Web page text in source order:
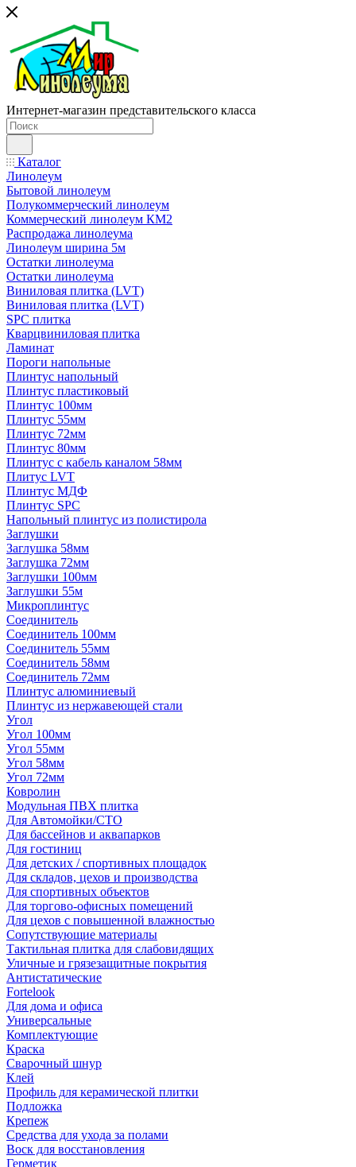
Интернет-магазин представительского класса
Каталог
Линолеум
Бытовой линолеум
Полукоммерческий линолеум
Коммерческий линолеум КМ2
Распродажа линолеума
Линолеум ширина 5м
Остатки линолеума
Остатки линолеума
Виниловая плитка (LVT)
Виниловая плитка (LVT)
SPC плитка
Кварцвиниловая плитка
Ламинат
Пороги напольные
Плинтус напольный
Плинтус пластиковый
Плинтус 100мм
Плинтус 55мм
Плинтус 72мм
Плинтус 80мм
Плинтус с кабель каналом 58мм
Плитус LVT
Плинтус МДФ
Плинтус SPC
Напольный плинтус из полистирола
Заглушки
Заглушка 58мм
Заглушка 72мм
Заглушки 100мм
Заглушки 55м
Микроплинтус
Соединитель
Соединитель 100мм
Соединитель 55мм
Соединитель 58мм
Соединитель 72мм
Плинтус алюминиевый
Плинтус из нержавеющей стали
Угол
Угол 100мм
Угол 55мм
Угол 58мм
Угол 72мм
Ковролин
Модульная ПВХ плитка
Для Автомойки/СТО
Для бассейнов и аквапарков
Для гостиниц
Для детских / спортивных площадок
Для складов, цехов и производства
Для спортивных объектов
Для торгово-офисных помещений
Для цехов с повышенной влажностью
Сопутствующие материалы
Тактильная плитка для слабовидящих
Уличные и грязезащитные покрытия
Антистатические
Fortelook
Для дома и офиса
Универсальные
Комплектующие
Краска
Сварочный шнур
Клей
Профиль для керамической плитки
Подложка
Крепеж
Средства для ухода за полами
Воск для восстановления
Герметик